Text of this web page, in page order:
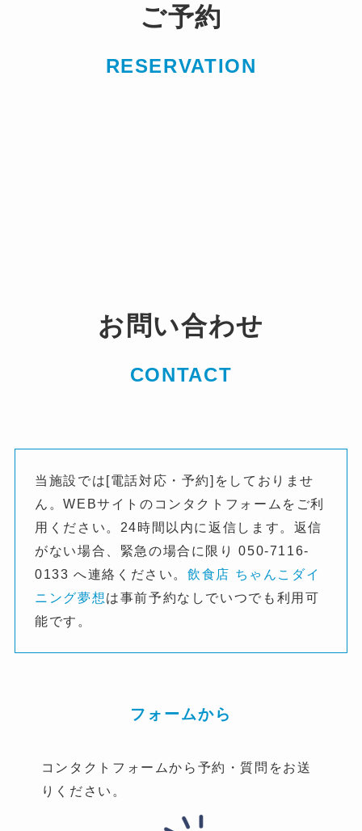
ご予約
RESERVATION
お問い合わせ
CONTACT
当施設では[電話対応・予約]をしておりませ
ん。WEBサイトのコンタクトフォームをご利
用ください。24時間以内に返信します。返信
がない場合、緊急の場合に限り 050-7116-
0133 へ連絡ください。飲食店 ちゃんこダイ
ニング夢想は事前予約なしでいつでも利用可
能です。
フォームから
コンタクトフォームから予約・質問をお送
りください。